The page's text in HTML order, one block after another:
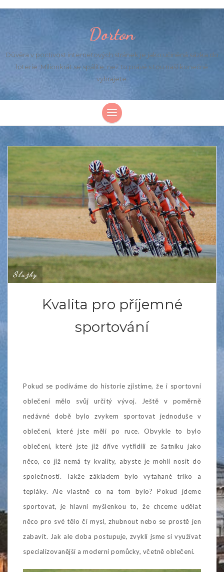
Dorton
Důvěra v poctivost internetových stránek je jako učiněná sázka do
loterie. Milionkrát se spálíte, než to právě s tou naší konečně
vyhrajete.
Služby
Kvalita pro příjemné
sportování
Pokud se podíváme do historie zjistíme, že i sportovní
oblečení mělo svůj určitý vývoj. Ještě v poměrně
nedávné době bylo zvykem sportovat jednoduše v
oblečení, které jste měli po ruce. Obvykle to bylo
oblečení, které jste již dříve vytřídili ze šatníku jako
něco, co již nemá ty kvality, abyste je mohli nosit do
společnosti. Takže základem bylo vytahané triko a
tepláky. Ale vlastně co na tom bylo? Pokud jdeme
sportovat, je hlavní myšlenkou to, že chceme udělat
něco pro své tělo či mysl, zhubnout nebo se prostě jen
zabavit. Jak ale doba postupuje, zvykli jsme si využívat
specializovanější a moderní pomůcky, včetně oblečení.